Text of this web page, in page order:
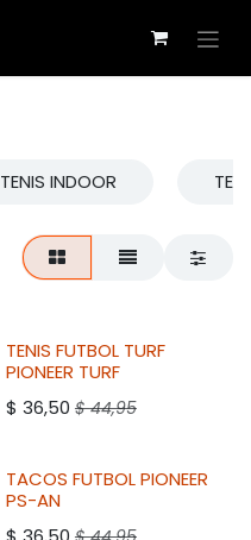
TENIS INDOOR
TENIS FUTBOL TURF
PIONEER TURF
$ 36,50 $44,95
TACOS FUTBOLPIONEER
PS-AN